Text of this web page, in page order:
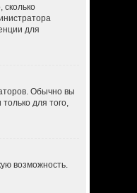
сколько
для
Обычно вы
для того,
возможность.